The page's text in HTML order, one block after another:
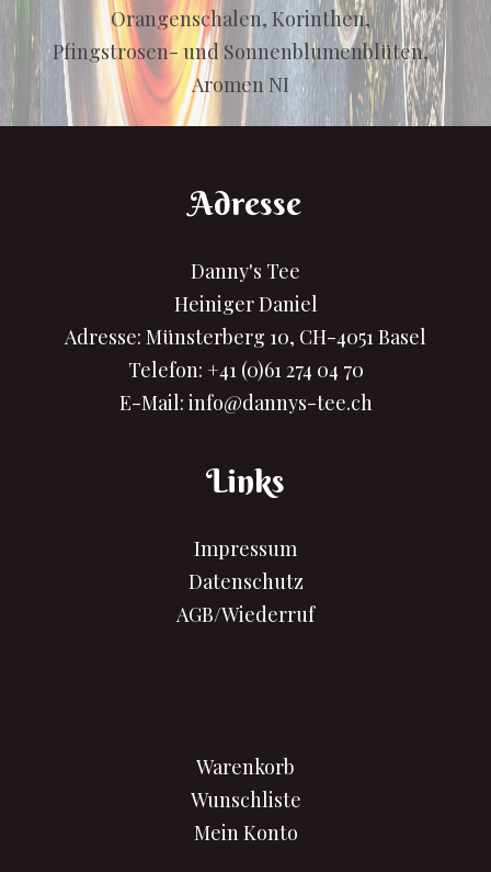
Orangenschalen, Korinthen,
Pfingstrosen- und Sonnenblumenblüten,
Aromen NI
Adresse
Danny's Tee
Heiniger Daniel
Adresse: Münsterberg 10, CH-4051 Basel
Telefon: +41 (0)61 274 04 70
E-Mail: info@dannys-tee.ch
Links
Impressum
Datenschutz
AGB/Wiederruf
Warenkorb
Wunschliste
Mein Konto